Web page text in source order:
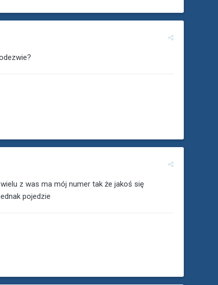
z was ma mój numer tak że jakoś się
pojedzie